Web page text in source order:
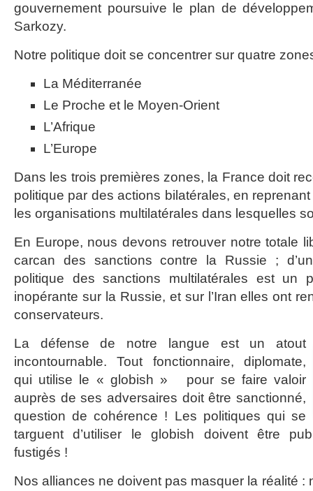
gouvernement poursuive le plan de
Sarkozy.
Notre politique doit se concentrer sur quatre
La Méditerranée
Le Proche et le Moyen-Orient
L’Afrique
L’Europe
Dans les trois premières zones, la France doit
politique par des actions bilatérales, en
les organisations multilatérales dans lesquelles
En Europe, nous devons retrouver notre totale
carcan des sanctions contre la Russie ;
politique des sanctions multilatérales est un
inopérante sur la Russie, et sur l’Iran elles ont
conservateurs.
La défense de notre langue est un atout
incontournable. Tout fonctionnaire, diplomate,
qui utilise le « globish » pour se faire valoir
auprès de ses adversaires doit être sanctionné,
question de cohérence ! Les politiques qui se
targuent d’utiliser le globish doivent être
fustigés !
Nos alliances ne doivent pas masquer la réalité :